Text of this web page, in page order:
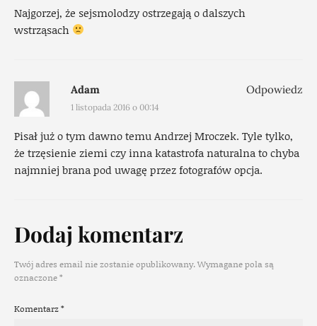
Najgorzej, że sejsmolodzy ostrzegają o dalszych
wstrząsach
Adam
1 listopada 2016 o 00:14
Pisał już o tym dawno temu Andrzej Mroczek. Tyle tylko,
że trzęsienie ziemi czy inna katastrofa naturalna to chyba
najmniej brana pod uwagę przez fotografów opcja.
Odpowiedz
Dodaj komentarz
Twój adres email nie zostanie opublikowany.Wymagane pola są
oznaczone*
Komentarz*